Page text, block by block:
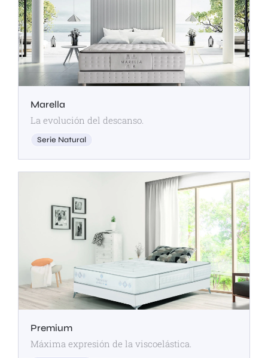
Marella
La evolución del descanso.
Serie Natural
Premium
Máxima expresión de la viscoelástica.